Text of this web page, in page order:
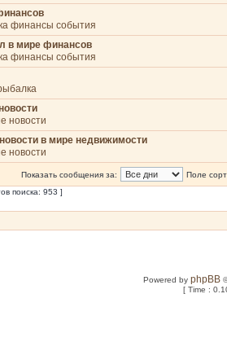
финансы события
в мире финансов
финансы события
новости
в мире недвижимости
новости
Показать сообщения за:
Поле
поиска: 953 ]
Powered byphpBB
[ Time :